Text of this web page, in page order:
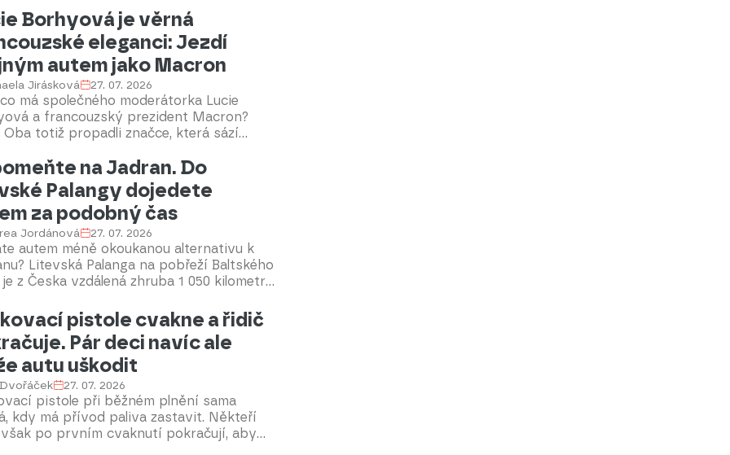
když naletěla falešnému portálu.
varuje řidiče před nebezpečím a
důležitost obezřetnosti při online
Borhyová je věrná
eleganci: Jezdí
autem jako Macron
Jirásková 27. 07. 2026
má společného moderátorka Lucie
a francouzský prezident Macron?
Oba totiž propadli značce, která sází
na Jadran. Do
Palangy dojedete
za podobný čas
Jordánová 27. 07. 2026
autem méně okoukanou alternativu k
Litevská Palanga na pobřeží Baltského
z Česka vzdálená zhruba 1 050 kilometrů,
chorvatských letovisek. Odměnou
bílé písečné pláže, příjemné letní
kolem 25 °C, čisté moře a výrazně
atmosféra než v přeplněných
destinacích.
pistole cvakne a řidič
Pár deci navíc ale
autu uškodit
27. 07. 2026
pistole při běžném plnění sama
kdy má přívod paliva zastavit. Někteří
po prvním cvaknutí pokračují, aby